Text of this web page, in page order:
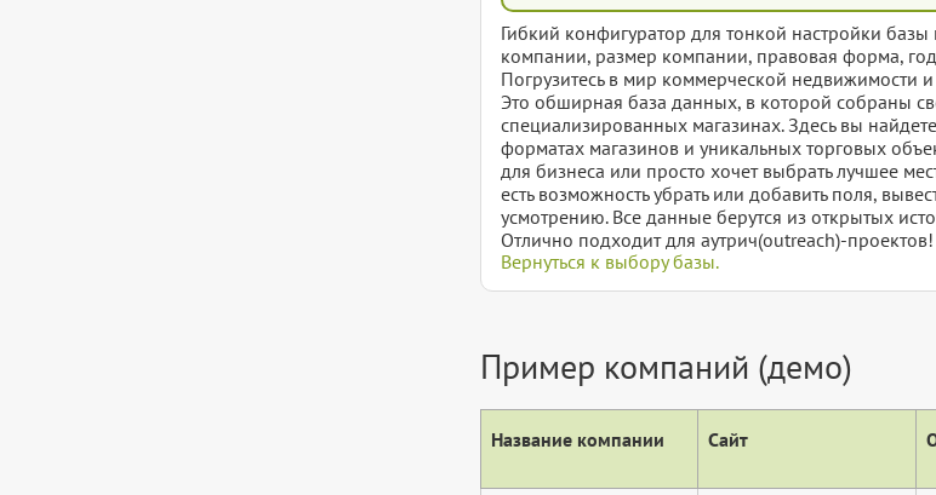
Гибкий конфигуратор для тонкой настройки
компании, размер компании, правовая форма,
Погрузитесь в мир коммерческой недвижимости
Это обширная база данных, в которой собраны
специализированных магазинах. Здесь вы
форматах магазинов и уникальных торговых
для бизнеса или просто хочет выбрать лучшее
есть возможность убрать или добавить поля,
усмотрению. Все данные берутся из открытых
Отлично подходит для аутрич(outreach)-проектов!
Вернуться к выбору базы.
Пример компаний (демо)
Название компании Сайт